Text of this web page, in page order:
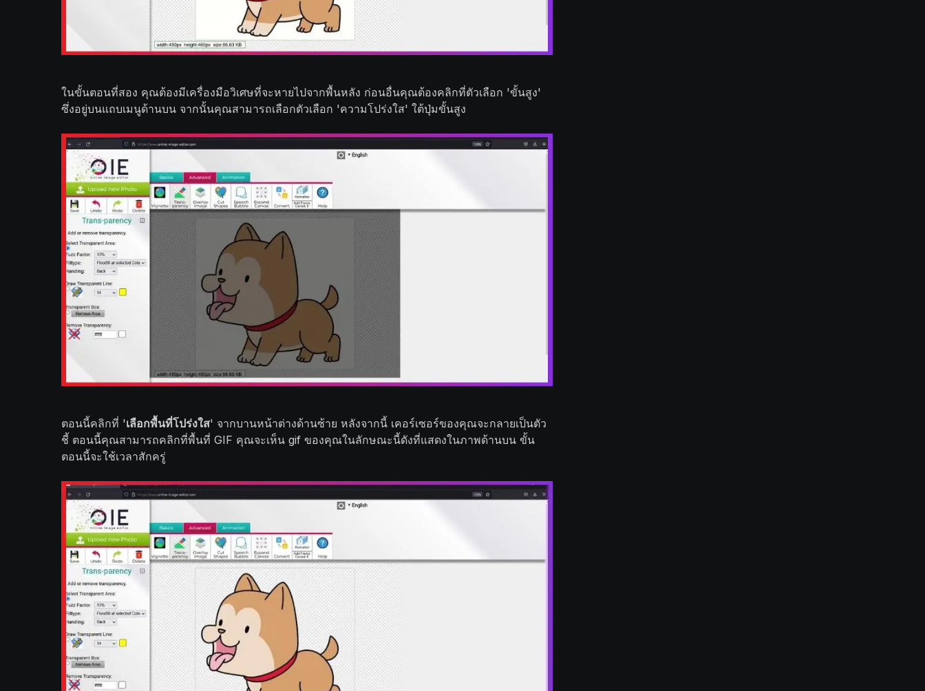
ในขั้นตอนที่สอง คุณต้องมีเครื่องมือวิเศษที่จะหายไปจากพื้นหลัง ก่อนอื่นคุณต้องคลิกที่ตัวเลือก 'ขั้นสูง'
ซึ่งอยู่บนแถบเมนูด้านบน จากนั้นคุณสามารถเลือกตัวเลือก 'ความโปร่งใส' ใต้ปุ่มขั้นสูง
ตอนนี้คลิกที่ 'เลือกพื้นที่โปร่งใส' จากบานหน้าต่างด้านซ้าย หลังจากนี้ เคอร์เซอร์ของคุณจะกลายเป็นตัว
ชี้ ตอนนี้คุณสามารถคลิกที่พื้นที่ GIF คุณจะเห็น gif ของคุณในลักษณะนี้ดังที่แสดงในภาพด้านบน ขั้น
ตอนนี้จะใช้เวลาสักครู่